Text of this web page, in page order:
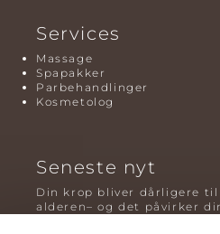
Services
Massage
Spapakker
Parbehandlinger
Kosmetolog
Seneste nyt
Din krop bliver dårligere
alderen– og det påvirker